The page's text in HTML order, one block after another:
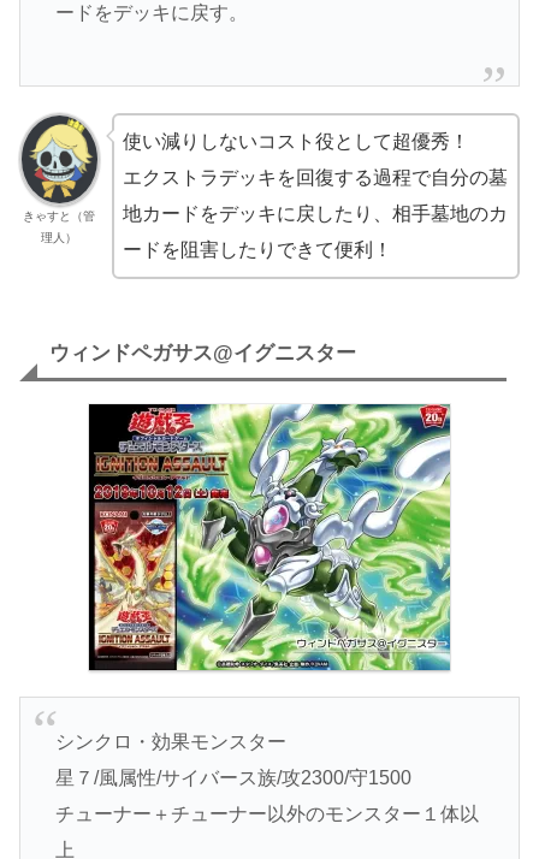
ードをデッキに戻す。
きゃすと（管
理人）
使い減りしないコスト役として超優秀！
エクストラデッキを回復する過程で自分の墓
地カードをデッキに戻したり、相手墓地のカ
ードを阻害したりできて便利！
ウィンドペガサス@イグニスター
シンクロ・効果モンスター
星７/風属性/サイバース族/攻2300/守1500
チューナー＋チューナー以外のモンスター１体以
上